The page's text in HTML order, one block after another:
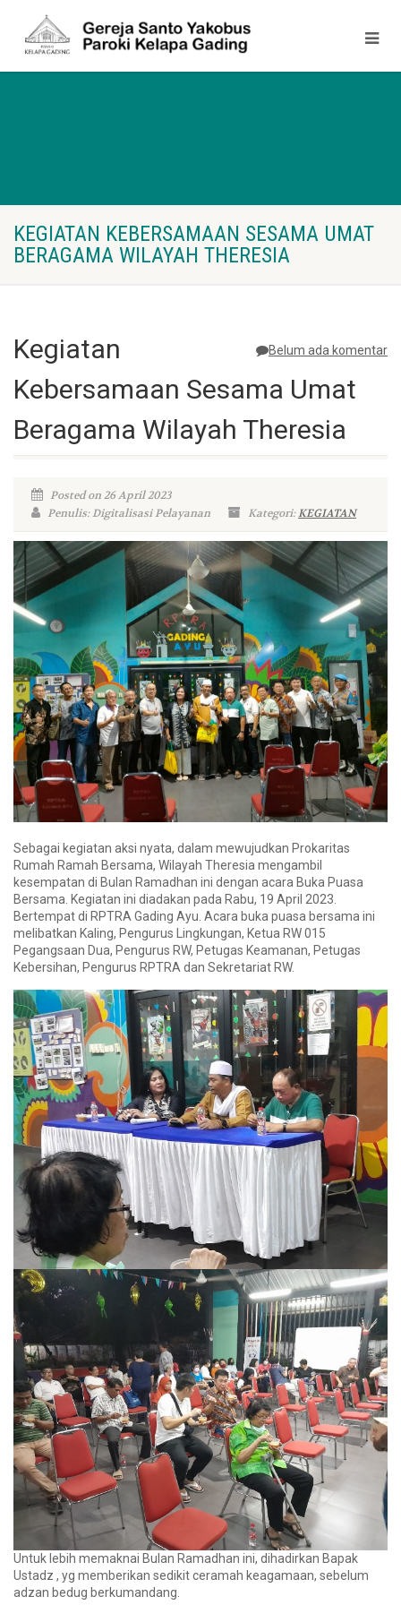
KEGIATAN KEBERSAMAAN SESAMA UMAT
BERAGAMA WILAYAH THERESIA
Belum ada komentar
Kegiatan
Kebersamaan Sesama Umat
Beragama Wilayah Theresia
Posted on 26 April 2023
Penulis: Digitalisasi Pelayanan
Kategori:KEGIATAN
Sebagai kegiatan aksi nyata, dalam mewujudkan Prokaritas
Rumah Ramah Bersama, Wilayah Theresia mengambil
kesempatan di Bulan Ramadhan ini dengan acara Buka Puasa
Bersama. Kegiatan ini diadakan pada Rabu, 19 April 2023.
Bertempat di RPTRA Gading Ayu. Acara buka puasa bersama ini
melibatkan Kaling, Pengurus Lingkungan, Ketua RW 015
Pegangsaan Dua, Pengurus RW, Petugas Keamanan, Petugas
Kebersihan, Pengurus RPTRA dan Sekretariat RW.
Untuk lebih memaknai Bulan Ramadhan ini, dihadirkan Bapak
Ustadz , yg memberikan sedikit ceramah keagamaan, sebelum
adzan bedug berkumandang.